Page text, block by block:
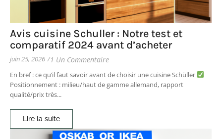
Avis cuisine Schuller : Notre test et
comparatif 2024 avant d’acheter
juin 25, 2026 /1 Un Commentaire
En bref : ce qu’il faut savoir avant de choisir une cuisine Schüller
Positionnement : milieu/haut de gamme allemand, rapport
qualité/prix très...
Lire la suite